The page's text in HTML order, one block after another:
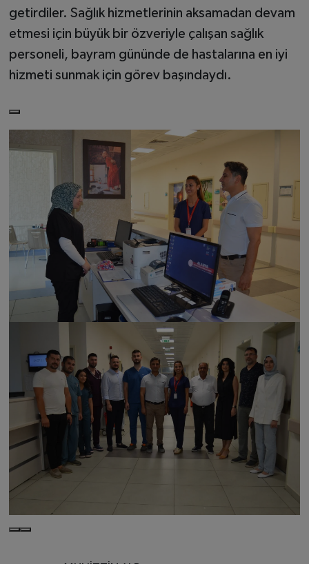
getirdiler. Sağlık hizmetlerinin aksamadan devam
etmesi için büyük bir özveriyle çalışan sağlık
personeli, bayram gününde de hastalarına en iyi
hizmeti sunmak için görev başındaydı.